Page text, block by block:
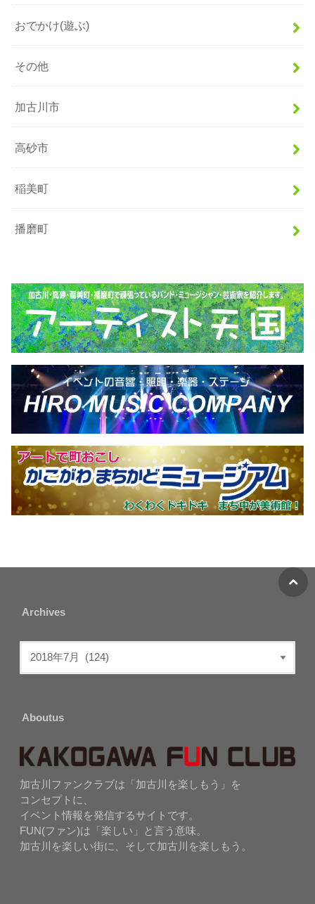
おでかけ(遊ぶ)
その他
加古川市
高砂市
稲美町
播磨町
Archives
Aboutus
加古川ファンクラブは「加古川を楽しもう」を
コンセプトに、
イベント情報を発信するサイトです。
FUN(ファン)は「楽しい」と言う意味。
加古川を楽しい街に、そして加古川を楽しもう。